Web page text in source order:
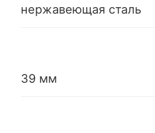
нержавеющая сталь
39 мм